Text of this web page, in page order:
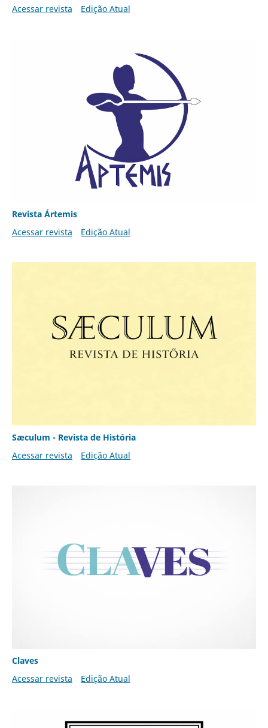
Acessar revista
Edição Atual
Revista Ártemis
Acessar revista
Edição Atual
Sæculum - Revista de História
Acessar revista
Edição Atual
Claves
Acessar revista
Edição Atual